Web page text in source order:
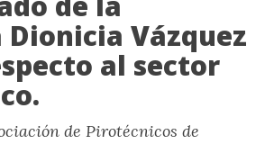
Vázquez
al sector
de Pirotécnicos de